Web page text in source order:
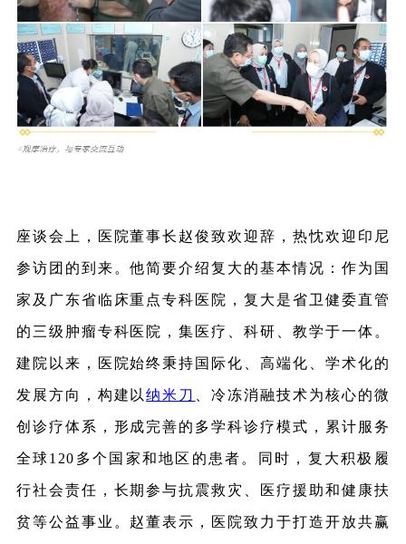
座谈会上，医院董事长赵俊致欢迎辞，热忱欢迎印尼
参访团的到来。他简要介绍复大的基本情况：作为国
家及广东省临床重点专科医院，复大是省卫健委直管
的三级肿瘤专科医院，集医疗、科研、教学于一体。
建院以来，医院始终秉持国际化、高端化、学术化的
发展方向，构建以纳米刀 、冷冻消融技术为核心的微
创诊疗体系，形成完善的多学科诊疗模式，累计服务
全球120多个国家和地区的患者。同时，复大积极履
行社会责任，长期参与抗震救灾、医疗援助和健康扶
贫等公益事业。赵董表示，医院致力于打造开放共赢